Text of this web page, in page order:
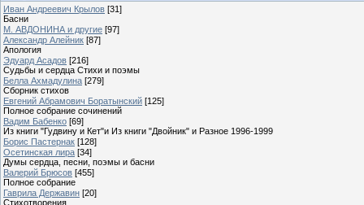
Иван Андреевич Крылов [31]
Басни
М. АВДОНИНА и другие [97]
Александр Алейник [87]
Апология
Эдуард Асадов [216]
Судьбы и сердца Стихи и поэмы
Белла Ахмадулина [279]
Сборник стихов
Евгений Абрамович Боратынский [125]
Полное собрание сочинений
Вадим Бабенко [69]
Из книги "Гудвину и Кет"и Из книги "Двойник" и Разное 1996-1999
Борис Пастернак [128]
Осетинская лира [34]
Думы сердца, песни, поэмы и басни
Валерий Брюсов [455]
Полное собрание
Гаврила Державин [20]
Стихотворения